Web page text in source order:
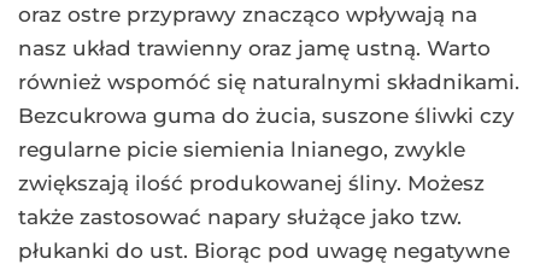
oraz ostre przyprawy znacząco wpływają na
nasz układ trawienny oraz jamę ustną. Warto
również wspomóć się naturalnymi składnikami.
Bezcukrowa guma do żucia, suszone śliwki czy
regularne picie siemienia lnianego, zwykle
zwiększają ilość produkowanej śliny. Możesz
także zastosować napary służące jako tzw.
płukanki do ust. Biorąc pod uwagę negatywne